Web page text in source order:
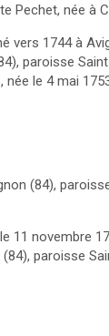
Pechet, née à
vers 1744 à
paroisse
, née le 4 mai
(84),
11 novembre
paroisse